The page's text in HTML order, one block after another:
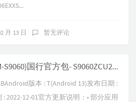
月 13 日 暂无评论
三星Galaxy S22+ (SM-S9060)国行官方包- S9060ZCU2BWAB
版本 : T(Android 13)发布日期 :
2022-12-01官方更新说明：• 部分应用